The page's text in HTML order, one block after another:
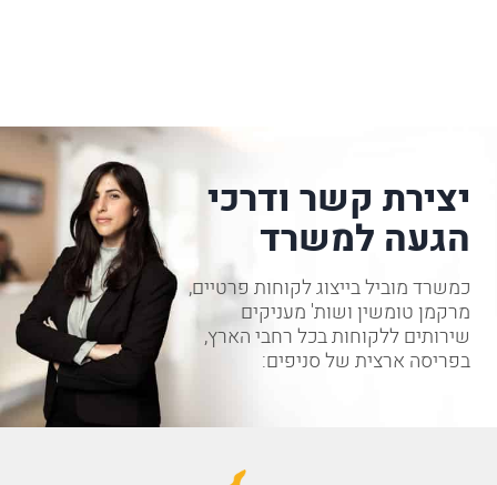
יצירת קשר ודרכי
הגעה למשרד
כמשרד מוביל בייצוג לקוחות פרטיים,
מרקמן טומשין ושות' מעניקים
שירותים ללקוחות בכל רחבי הארץ,